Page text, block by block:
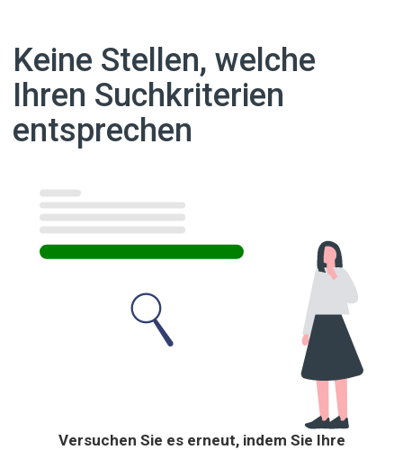
Keine Stellen, welche
Ihren Suchkriterien
entsprechen
Ergebnisse
Versuchen Sie es erneut, indem Sie Ihre